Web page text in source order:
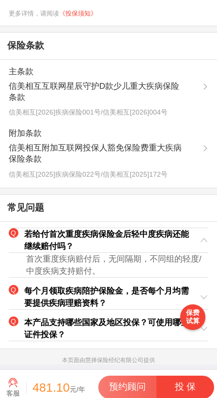
更多详情，请阅读《投保须知》
保险条款
主条款
信美相互互联网星辰守护D款少儿重大疾病保险
条款
信美相互[2026]疾病保险001号/信美相互[2026]004号
附加条款
信美相互附加互联网投保人豁免保险费重大疾病
保险条款
信美相互[2025]疾病保险022号/信美相互[2025]172号
常见问题
若给付首次重度疾病保险金后轻中度疾病还能
继续赔付吗？
首次重度疾病赔付后，无间隔期，不同组的轻度/
中度疾病支持赔付。
每个月领取疾病陪护保险金，是否每个月均需
要提供疾病理赔资料？
本产品支持哪些国家及地区投保？可使用哪些
证件投保？
客服 481.10元/年 预约顾问 投 保
本页面由慧择保险经纪有限公司提供
保费
试算